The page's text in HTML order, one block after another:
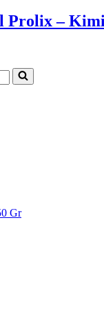
Prolix –
Gr